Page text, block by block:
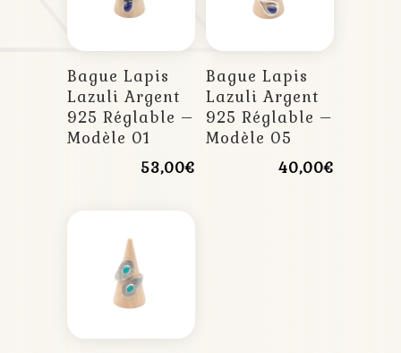
Bague Lapis
Lazuli Argent
925 Réglable –
Modèle 01
53,00€
Bague Lapis
Lazuli Argent
925 Réglable –
Modèle 05
40,00€